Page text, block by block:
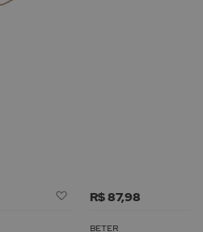
Adicionar
Lista
R$ 87,98
BETER